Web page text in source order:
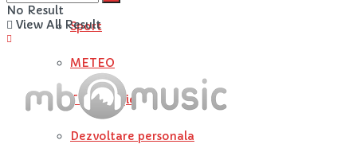
Sport
METEO
Tehnologie
Dezvoltare personala
No Result
View All Result